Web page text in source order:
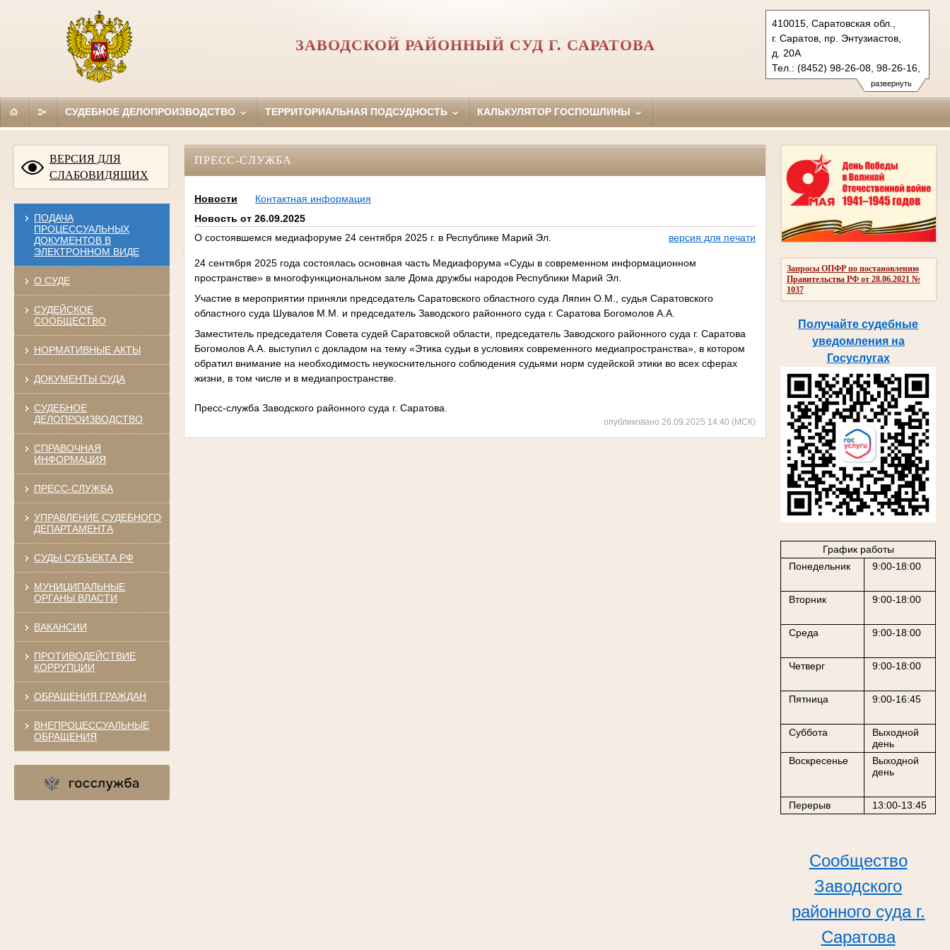
развернуть
410015, Саратовская обл.,
г. Саратов, пр. Энтузиастов,
д. 20А
Тел.: (8452) 98-26-08, 98-26-16,
98-26-13 (ф.)
zavodskoi.sar@sudrf.ru
ЗАВОДСКОЙ РАЙОННЫЙ СУД Г. САРАТОВА
СУДЕБНОЕ ДЕЛОПРОИЗВОДСТВО ТЕРРИТОРИАЛЬНАЯ ПОДСУДНОСТЬ КАЛЬКУЛЯТОР ГОСПОШЛИНЫ
ВЕРСИЯ ДЛЯ
СЛАБОВИДЯЩИХ
ПОДАЧА
ПРОЦЕССУАЛЬНЫХ
ДОКУМЕНТОВ В
ЭЛЕКТРОННОМ ВИДЕ
О СУДЕ
СУДЕЙСКОЕ
СООБЩЕСТВО
НОРМАТИВНЫЕ АКТЫ
ДОКУМЕНТЫ СУДА
СУДЕБНОЕ
ДЕЛОПРОИЗВОДСТВО
СПРАВОЧНАЯ
ИНФОРМАЦИЯ
ПРЕСС-СЛУЖБА
УПРАВЛЕНИЕ СУДЕБНОГО
ДЕПАРТАМЕНТА
СУДЫ СУБЪЕКТА РФ
МУНИЦИПАЛЬНЫЕ
ОРГАНЫ ВЛАСТИ
ВАКАНСИИ
ПРОТИВОДЕЙСТВИЕ
КОРРУПЦИИ
ОБРАЩЕНИЯ ГРАЖДАН
ВНЕПРОЦЕССУАЛЬНЫЕ
ОБРАЩЕНИЯ
Запросы ОПФР по постановлению
Правительства РФ от 28.06.2021 №
1037
Получайте судебные
уведомления на
Госуслугах
График работы
Понедельник
9:00-18:00
Вторник 9:00-18:00
Среда 9:00-18:00
Четверг 9:00-18:00
Пятница 9:00-16:45
Суббота
Выходной
день
Воскресенье
Выходной
день
Перерыв 13:00-13:45
Сообщество
Заводского
районного суда г.
Саратова
ПРЕСС-СЛУЖБА
Новости
Контактная информация
Новость от 26.09.2025
О состоявшемся медиафоруме 24 сентября 2025 г. в Республике Марий Эл.
версия для печати
24 сентября 2025 года состоялась основная часть Медиафорума «Суды в современном информационном
пространстве» в многофункциональном зале Дома дружбы народов Республики Марий Эл.
Участие в мероприятии приняли председатель Саратовского областного суда Ляпин О.М., судья Саратовского
областного суда Шувалов М.М. и председатель Заводского районного суда г. Саратова Богомолов А.А.
Заместитель председателя Совета судей Саратовской области, председатель Заводского районного суда г. Саратова
Богомолов А.А. выступил с докладом на тему «Этика судьи в условиях современного медиапространства», в котором
обратил внимание на необходимость неукоснительного соблюдения судьями норм судейской этики во всех сферах
жизни, в том числе и в медиапространстве.
Пресс-служба Заводского районного суда г. Саратова.
опубликовано 26.09.2025 14:40 (МСК)